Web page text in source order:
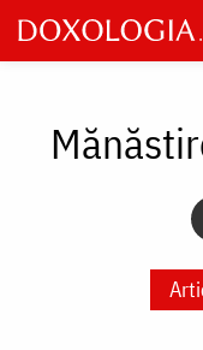
Skip
to
main